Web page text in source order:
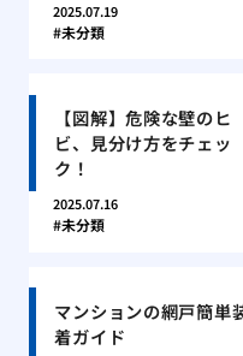
2025.07.19
未分類
【図解】危険な壁のヒ
ビ、見分け方をチェッ
ク！
2025.07.16
未分類
マンションの網戸簡単
着ガイド